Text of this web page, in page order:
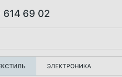
69 02
ЭЛЕКТРОНИКА